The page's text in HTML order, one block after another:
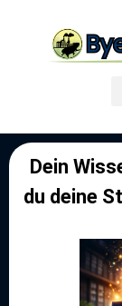
Dein
du deine